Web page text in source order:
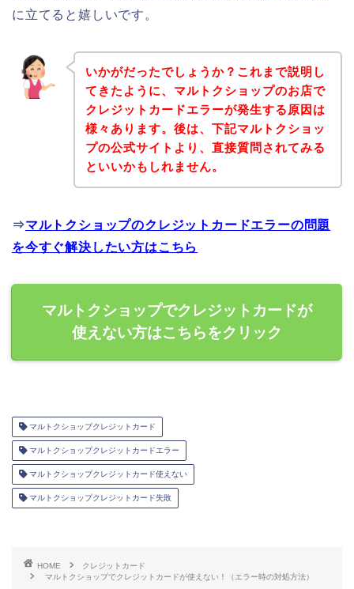
に立てると嬉しいです。
いかがだったでしょうか？これまで説明し
てきたように、マルトクショップのお店で
クレジットカードエラーが発生する原因は
様々あります。後は、下記マルトクショッ
プの公式サイトより、直接質問されてみる
といいかもしれません。
⇒マルトクショップのクレジットカードエラーの問題
を今すぐ解決したい方はこちら
マルトクショップでクレジットカードが
使えない方はこちらをクリック
マルトクショップクレジットカード
マルトクショップクレジットカードエラー
マルトクショップクレジットカード使えない
マルトクショップクレジットカード失敗
HOME
クレジットカード
マルトクショップでクレジットカードが使えない！（エラー時の対処方法）